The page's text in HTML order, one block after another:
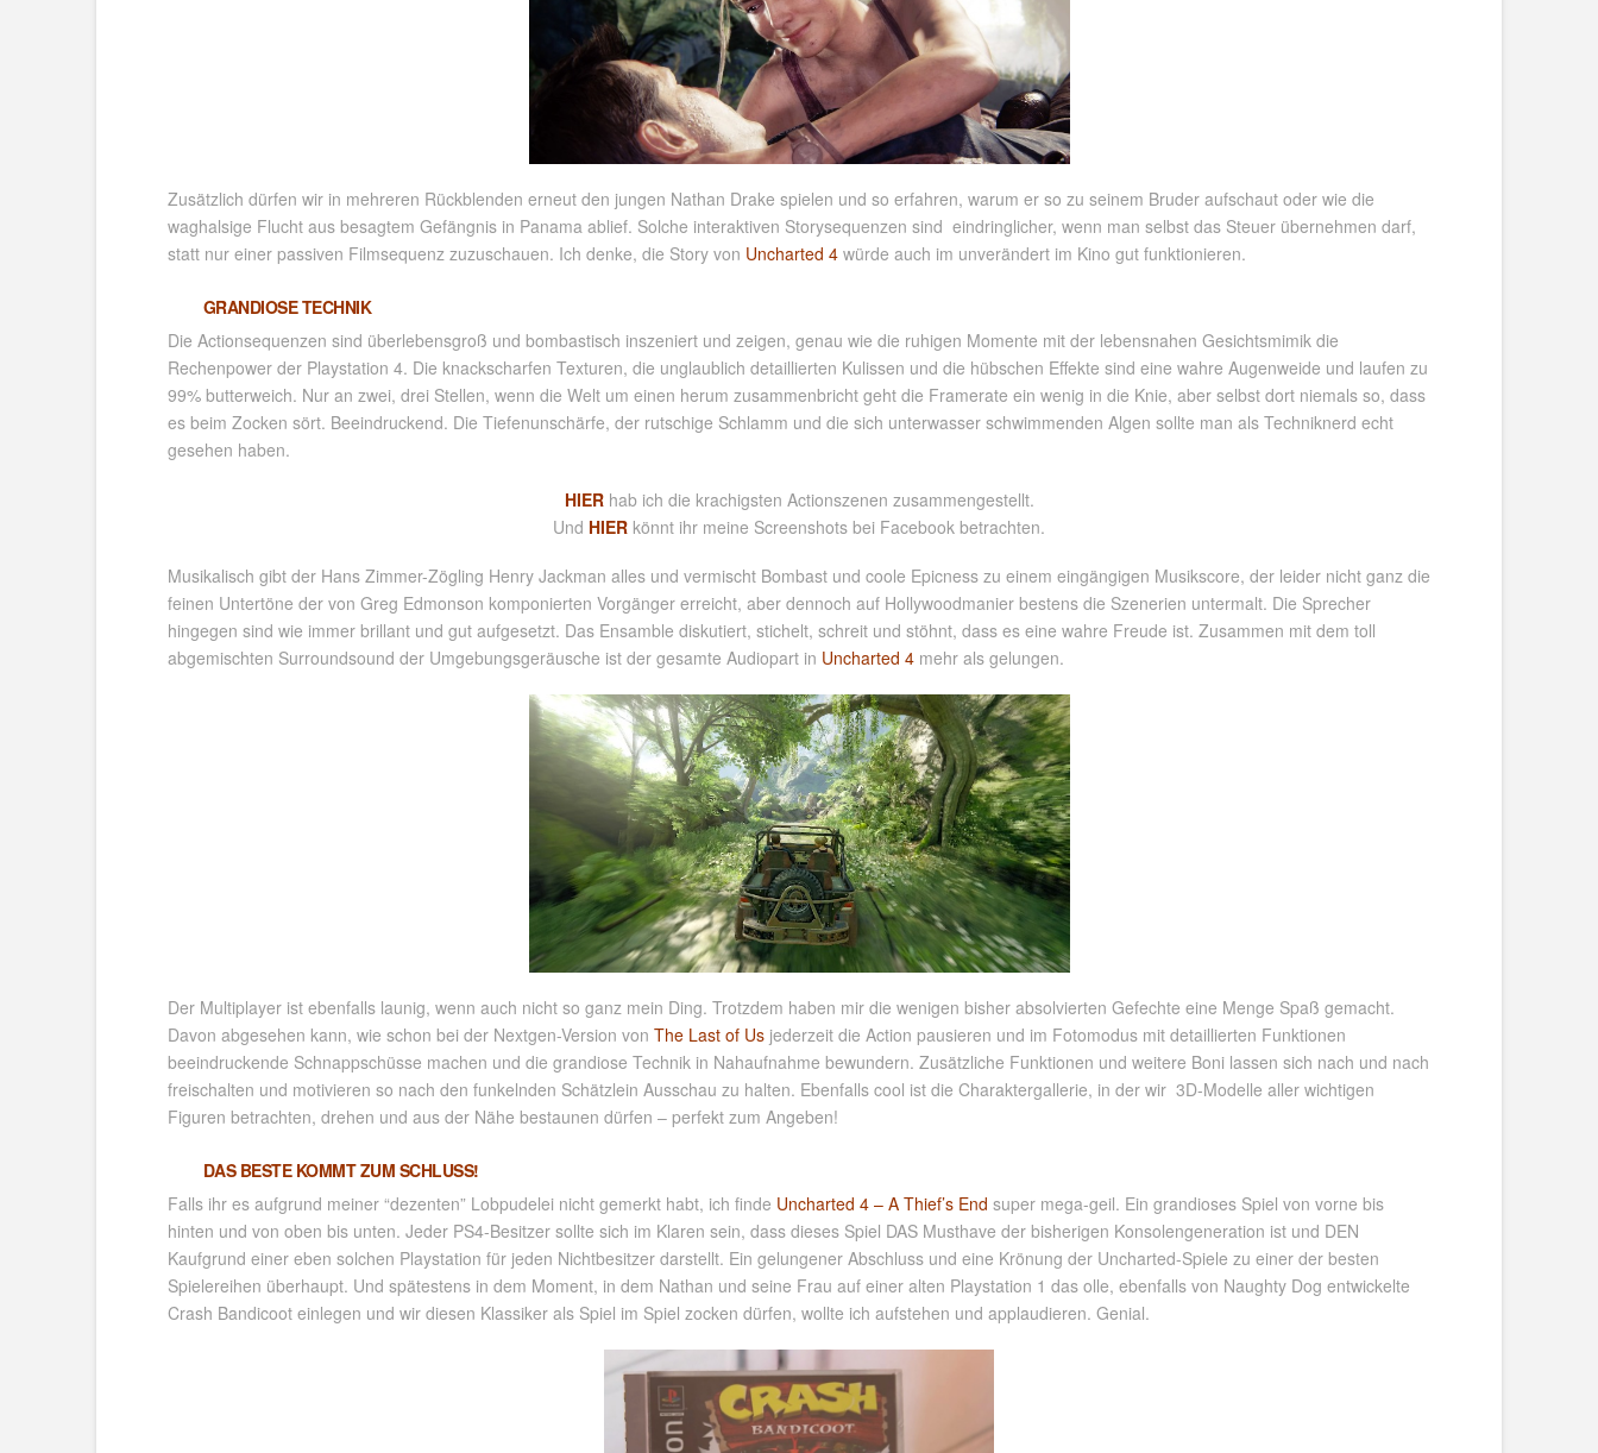
Zusätzlich dürfen wir in mehreren Rückblenden erneut den jungen Nathan Drake spielen und so erfahren, warum er so zu seinem Bruder aufschaut oder wie die
waghalsige Flucht aus besagtem Gefängnis in Panama ablief. Solche interaktiven Storysequenzen sind eindringlicher, wenn man selbst das Steuer übernehmen darf,
statt nur einer passiven Filmsequenz zuzuschauen. Ich denke, die Story von Uncharted 4würde auch im unverändert im Kino gut funktionieren.
GRANDIOSE TECHNIK
Die Actionsequenzen sind überlebensgroß und bombastisch inszeniert und zeigen, genau wie die ruhigen Momente mit der lebensnahen Gesichtsmimik die
Rechenpower der Playstation 4. Die knackscharfen Texturen, die unglaublich detaillierten Kulissen und die hübschen Effekte sind eine wahre Augenweide und laufen zu
99% butterweich. Nur an zwei, drei Stellen, wenn die Welt um einen herum zusammenbricht geht die Framerate ein wenig in die Knie, aber selbst dort niemals so, dass
es beim Zocken sört. Beeindruckend. Die Tiefenunschärfe, der rutschige Schlamm und die sich unterwasser schwimmenden Algen sollte man als Techniknerd echt
gesehen haben.
HIERhab ich die krachigsten Actionszenen zusammengestellt.
Und HIER könnt ihr meine Screenshots bei Facebook betrachten.
Musikalisch gibt der Hans Zimmer-Zögling Henry Jackman alles und vermischt Bombast und coole Epicness zu einem eingängigen Musikscore, der leider nicht ganz die
feinen Untertöne der von Greg Edmonson komponierten Vorgänger erreicht, aber dennoch auf Hollywoodmanier bestens die Szenerien untermalt. Die Sprecher
hingegen sind wie immer brillant und gut aufgesetzt. Das Ensamble diskutiert, stichelt, schreit und stöhnt, dass es eine wahre Freude ist. Zusammen mit dem toll
abgemischten Surroundsound der Umgebungsgeräusche ist der gesamte Audiopart in Uncharted 4mehr als gelungen.
Der Multiplayer ist ebenfalls launig, wenn auch nicht so ganz mein Ding. Trotzdem haben mir die wenigen bisher absolvierten Gefechte eine Menge Spaß gemacht.
Davon abgesehen kann, wie schon bei der Nextgen-Version von The Last of Usjederzeit die Action pausieren und im Fotomodus mit detaillierten Funktionen
beeindruckende Schnappschüsse machen und die grandiose Technik in Nahaufnahme bewundern. Zusätzliche Funktionen und weitere Boni lassen sich nach und nach
freischalten und motivieren so nach den funkelnden Schätzlein Ausschau zu halten. Ebenfalls cool ist die Charaktergallerie, in der wir 3D-Modelle aller wichtigen
Figuren betrachten, drehen und aus der Nähe bestaunen dürfen – perfekt zum Angeben!
DAS BESTE KOMMT ZUM SCHLUSS!
Falls ihr es aufgrund meiner “dezenten” Lobpudelei nicht gemerkt habt, ich finde Uncharted 4 – A Thief’s End super mega-geil. Ein grandioses Spiel von vorne bis
hinten und von oben bis unten. Jeder PS4-Besitzer sollte sich im Klaren sein, dass dieses Spiel DAS Musthave der bisherigen Konsolengeneration ist und DEN
Kaufgrund einer eben solchen Playstation für jeden Nichtbesitzer darstellt. Ein gelungener Abschluss und eine Krönung der Uncharted-Spiele zu einer der besten
Spielereihen überhaupt. Und spätestens in dem Moment, in dem Nathan und seine Frau auf einer alten Playstation 1 das olle, ebenfalls von Naughty Dog entwickelte
Crash Bandicoot einlegen und wir diesen Klassiker als Spiel im Spiel zocken dürfen, wollte ich aufstehen und applaudieren. Genial.